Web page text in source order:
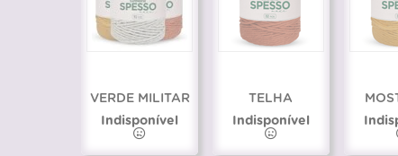
VERDE MILITAR
Indisponível
TELHA
Indisponível